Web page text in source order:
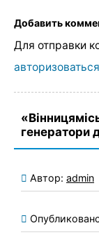
Добавить
Для отправки
авторизоваться
генератори
Автор: admin